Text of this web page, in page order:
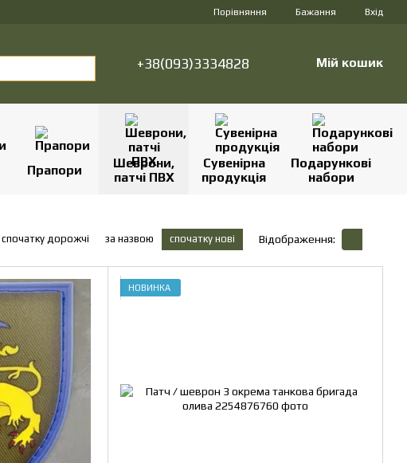
Порівняння Бажання Вхід
+38(093)3334828 Мій кошик
Прапори
Шеврони,
патчі ПВХ
Сувенірна
продукція
Подарункові
набори
спочатку дорожчі за назвою спочатку нові Відображення:
НОВИНКА